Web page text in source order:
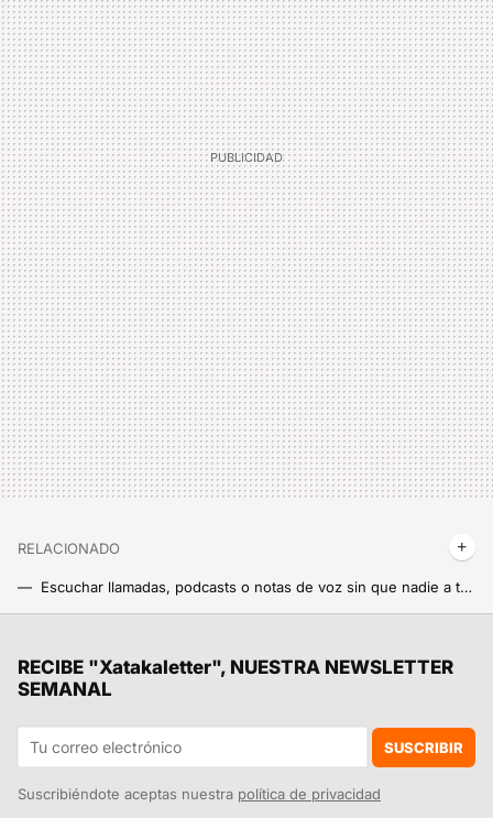
RELACIONADO
Escuchar llamadas, podcasts o notas de voz sin que nadie a tu alrededor las oiga también, ¿cómo es posible? Eso es lo que hace lo más nuevo de Xiaomi
El cambio de paradigma en el siguiente móvil plegable Xiaomi: el diseño de plegado ancho
RECIBE "Xatakaletter", NUESTRA NEWSLETTER
SEMANAL
SUSCRIBIR
Suscribiéndote aceptas nuestra política de privacidad